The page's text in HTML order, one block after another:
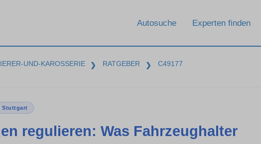
Autosuche Experten finden
UND-KAROSSERIE ❯ RATGEBER ❯ C49177
Stuttgart
regulieren: Was Fahrzeughalter